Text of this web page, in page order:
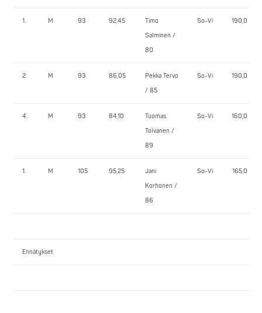
1. M 93 92,45
Timo
Salminen /
80
So-Vi 190,0
2. M 93 86,05
Pekka Tervo
/ 85
So-Vi 190,0
4. M 93 84,10
Tuomas
Tolvanen /
89
So-Vi 160,0
1. M 105 95,25
Jani
Korhonen /
86
So-Vi 165,0
Ennätykset